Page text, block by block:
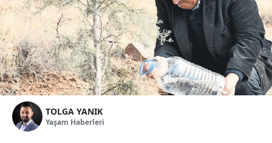
TOLGA YANIK
Yaşam Haberleri